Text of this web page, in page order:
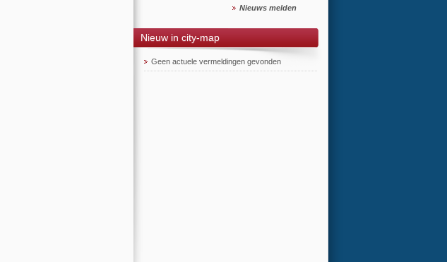
Nieuws melden
Nieuw in city-map
Geen actuele vermeldingen gevonden